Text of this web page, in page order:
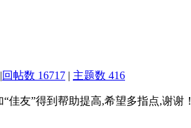
|回帖数 16717 | 主题数 416
佳友”得到帮助提高,希望多指点,谢谢！